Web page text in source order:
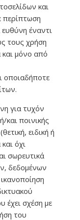
και
περίπτωση
έναντι
τους χρήση
μόνο από
οποιαδήποτε
για τυχόν
και ποινικής
ειδική ή
όχι
σωρευτικά
δεδομένων
έχει σχέση με
του